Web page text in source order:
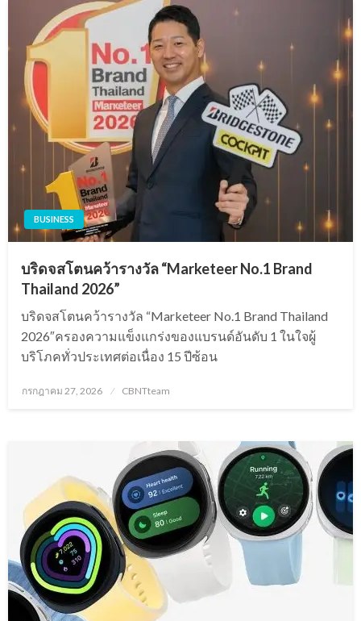
BUSINESS
บริดจสโตนคว้ารางวัล “Marketeer No.1 Brand
Thailand 2026”
บริดจสโตนคว้ารางวัล “Marketeer No.1 Brand Thailand
2026″ครองความแข็งแกร่งของแบรนด์อันดับ 1 ในใจผู้
บริโภคทั่วประเทศต่อเนื่อง 15 ปีซ้อน
Posted
กรกฎาคม 27, 2026 CBNTteam